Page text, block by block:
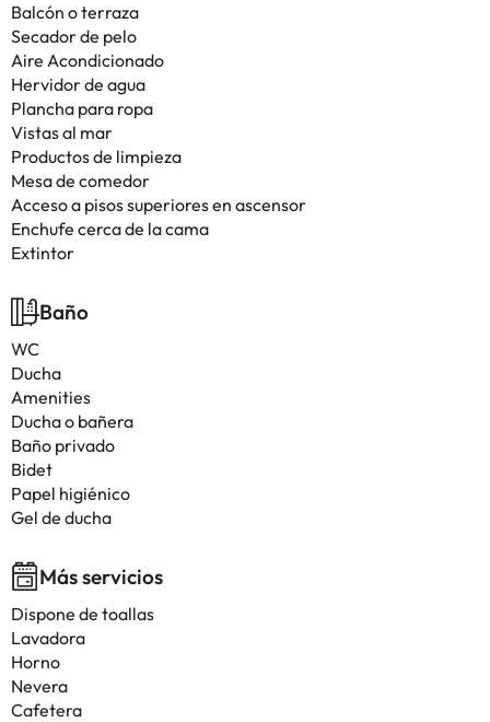
Balcón o terraza
Secador de pelo
Aire Acondicionado
Hervidor de agua
Plancha para ropa
Vistas al mar
Productos de limpieza
Mesa de comedor
Acceso a pisos superiores en ascensor
Enchufe cerca de la cama
Extintor
Baño
WC
Ducha
Amenities
Ducha o bañera
Baño privado
Bidet
Papel higiénico
Gel de ducha
Más servicios
Dispone de toallas
Lavadora
Horno
Nevera
Cafetera